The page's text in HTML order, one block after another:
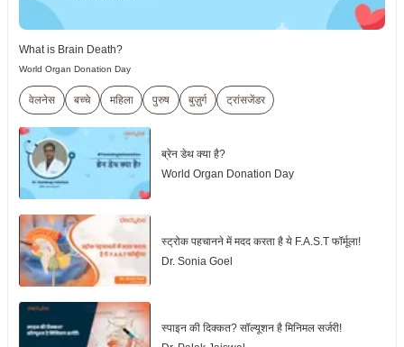
What is Brain Death?
World Organ Donation Day
वेलनेस बच्चे महिला पुरुष बुज़ुर्ग ट्रांसजेंडर
ब्रेन डेथ क्या है?
World Organ Donation Day
स्ट्रोक पहचानने में मदद करता है ये F.A.S.T फॉर्मूला!
Dr. Sonia Goel
स्पाइन की दिक्कत? सॉल्यूशन है मिनिमल सर्जरी!